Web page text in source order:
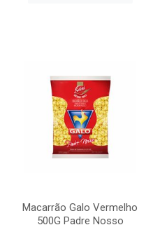
Macarrão Galo Vermelho
500G Padre Nosso